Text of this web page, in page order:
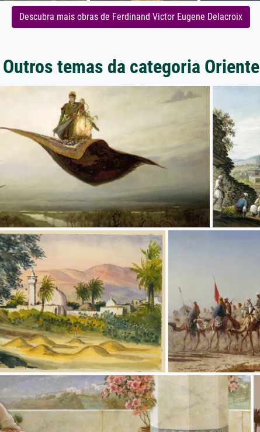
Descubra mais obras de Ferdinand Victor Eugene Delacroix
Outros temas da categoria Oriente